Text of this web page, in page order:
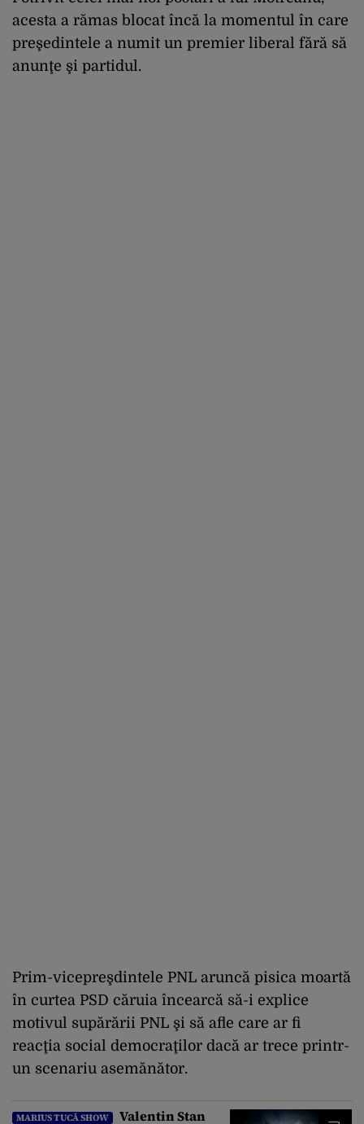
acesta a rămas blocat încă la momentul în care
preşedintele a numit un premier liberal fără să
anunţe şi partidul.
Prim-vicepreşdintele PNL aruncă pisica moartă
în curtea PSD căruia încearcă să-i explice
motivul supărării PNL şi să afle care ar fi
reacţia social democraţilor dacă ar trece printr-
un scenariu asemănător.
MARIUS TUCĂ SHOW
Valentin Stan